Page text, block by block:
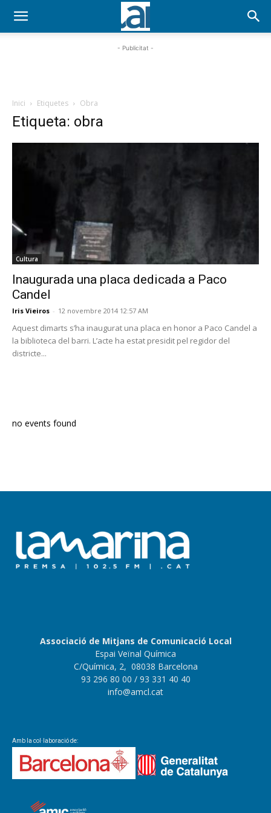
- Publicitat -
Inici Etiquetes Obra
Etiqueta: obra
Cultura
Inaugurada una placa dedicada a Paco
Candel
Iris Vieiros - 12 novembre 2014 12:57 AM
Aquest dimarts s’ha inaugurat una placa en honor a Paco Candel a
la biblioteca del barri. L’acte ha estat presidit pel regidor del
districte...
no events found
Associació de Mitjans de Comunicació Local
Espai Veïnal Química
C/Química, 2, 08038 Barcelona
93 296 80 00 / 93 331 40 40
info@amcl.cat
Amb la col·laboració de: